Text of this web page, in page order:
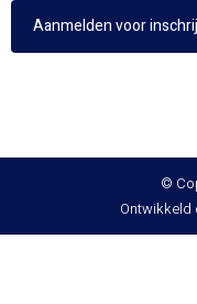
Aanmelden voor
©
Ontwikkeld